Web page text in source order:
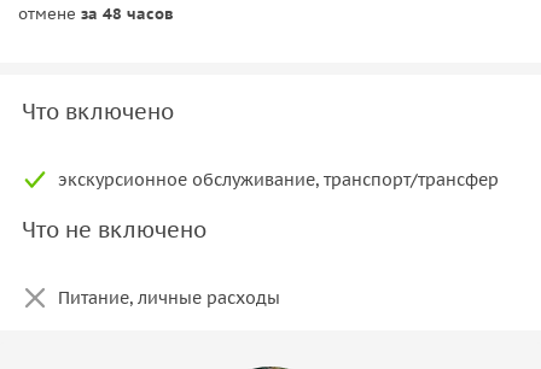
отмене за 48 часов
Что включено
экскурсионное обслуживание, транспорт/трансфер
Что не включено
Питание, личные расходы